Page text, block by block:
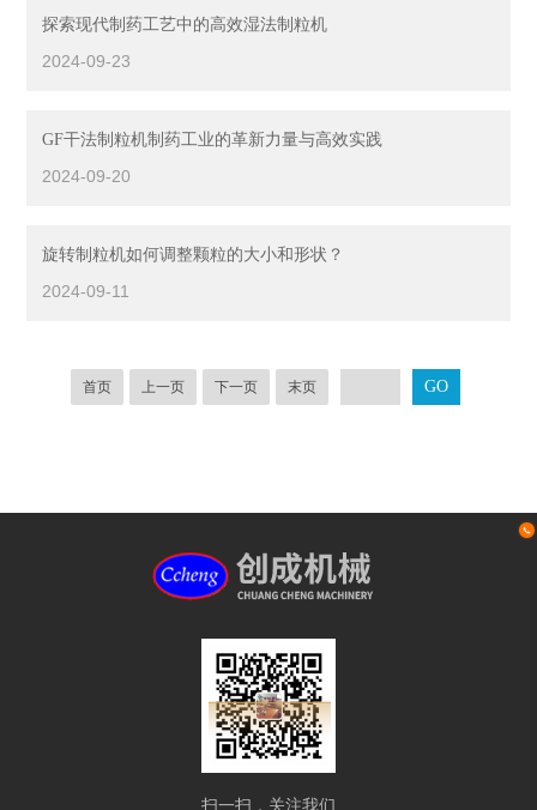
探索现代制药工艺中的高效湿法制粒机
2024-09-23
GF干法制粒机制药工业的革新力量与高效实践
2024-09-20
旋转制粒机如何调整颗粒的大小和形状？
2024-09-11
首页 上一页 下一页 末页
扫一扫，关注我们